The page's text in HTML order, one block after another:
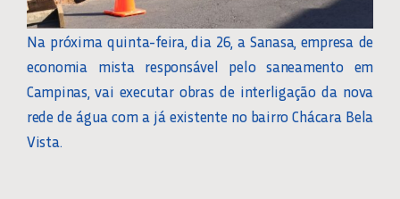
Na próxima quinta-feira, dia 26, a Sanasa, empresa de
economia mista responsável pelo saneamento em
Campinas, vai executar obras de interligação da nova
rede de água com a já existente no bairro Chácara Bela
Vista.